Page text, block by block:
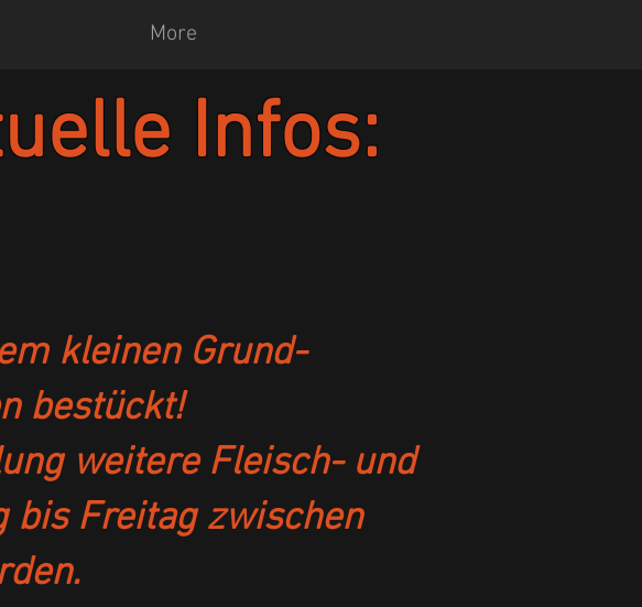
More
Infos:
kleinen Grund-
bestückt!
weitere Fleisch- und
bis Freitag zwischen